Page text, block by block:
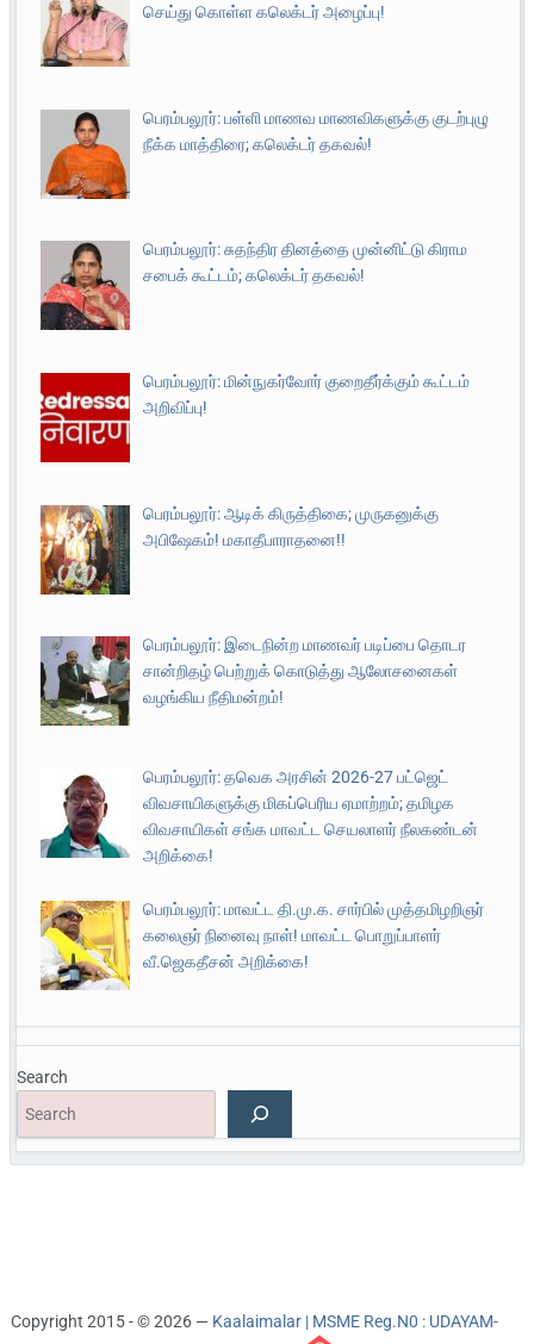
செய்து கொள்ள கலெக்டர் அழைப்பு!
பெரம்பலூர்: பள்ளி மாணவ மாணவிகளுக்கு குடற்புழு
நீக்க மாத்திரை; கலெக்டர் தகவல்!
பெரம்பலூர்: சுதந்திர தினத்தை முன்னிட்டு கிராம
சபைக் கூட்டம்; கலெக்டர் தகவல்!
பெரம்பலூர்: மின்நுகர்வோர் குறைதீர்க்கும் கூட்டம்
அறிவிப்பு!
பெரம்பலூர்: ஆடிக் கிருத்திகை; முருகனுக்கு
அபிஷேகம்! மகாதீபாராதனை!!
பெரம்பலூர்: இடைநின்ற மாணவர் படிப்பை தொடர
சான்றிதழ் பெற்றுக் கொடுத்து ஆலோசனைகள்
வழங்கிய நீதிமன்றம்!
பெரம்பலூர்: தவெக அரசின் 2026-27 பட்ஜெட்
விவசாயிகளுக்கு மிகப்பெரிய ஏமாற்றம்; தமிழக
விவசாயிகள் சங்க மாவட்ட செயலாளர் நீலகண்டன்
அறிக்கை!
பெரம்பலூர்: மாவட்ட தி.மு.க. சார்பில் முத்தமிழறிஞர்
கலைஞர் நினைவு நாள்! மாவட்ட பொறுப்பாளர்
வீ.ஜெகதீசன் அறிக்கை!
Search
Copyright 2015 - © 2026 — Kaalaimalar | MSME Reg.N0 : UDAYAM-